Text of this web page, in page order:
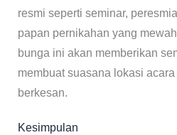
resmi seperti seminar,
papan pernikahan yang
bunga ini akan memberikan
membuat suasana lokasi
berkesan.
Kesimpulan